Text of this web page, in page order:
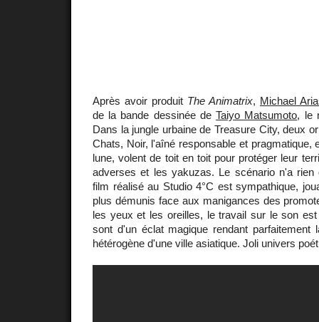
Après avoir produit The Animatrix, Michael
de la bande dessinée deTaiyo Matsumoto, le
Dans la jungle urbaine de Treasure City, deux
Chats, Noir, l'aîné responsable et pragmatique,
lune, volent de toit en toit pour protéger leur
adverses et les yakuzas. Le scénario n'a rien
film réalisé au Studio 4°C est sympathique,
plus démunis face aux manigances des
les yeux et les oreilles, le travail sur le son
sont d'un éclat magique rendant parfaitement
hétérogène d'une ville asiatique. Joli univers